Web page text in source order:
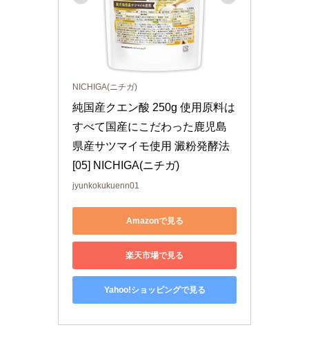
NICHIGA(ニチガ)
純国産クエン酸 250g 使用原料は
すべて国産にこだわった鹿児島
県産サツマイモ使用 澱粉発酵法
[05] NICHIGA(ニチガ)
jyunkokukuenn01
Amazonで見る
楽天市場で見る
Yahoo!ショッピングで見る